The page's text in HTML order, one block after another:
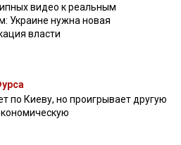
видео к реальным
Украине нужна новая
власти
по Киеву, но проигрывает другую